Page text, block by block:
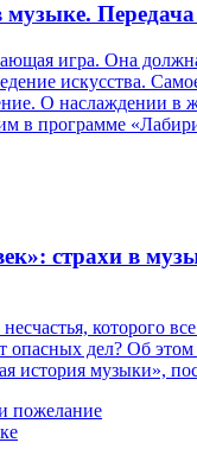
игра. Она
искусства.
О наслаждении в
в программе
страхи в
которого
опасных дел? Об этом
история музыки»,
пожелание